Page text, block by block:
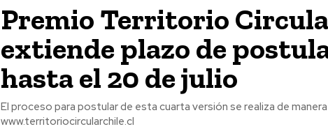
Premio Territorio
extiende plazo de
hasta el 20 de julio
El proceso para postular de esta cuarta versión se realiza de
www.territoriocircularchile.cl